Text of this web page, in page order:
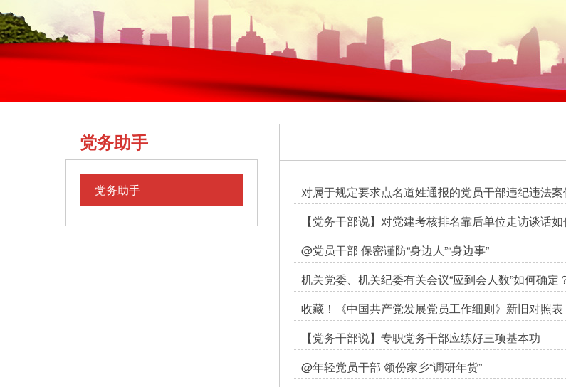
党务助手
党务助手 对属于规定要求点名道姓通报的党员干部违纪违法
【党务干部说】对党建考核排名靠后单位走访谈话
@党员干部 保密谨防“身边人”“身边事”
机关党委、机关纪委有关会议“应到会人数”如何确定
收藏！《中国共产党发展党员工作细则》新旧对照表
【党务干部说】专职党务干部应练好三项基本功
@年轻党员干部 领份家乡“调研年货”